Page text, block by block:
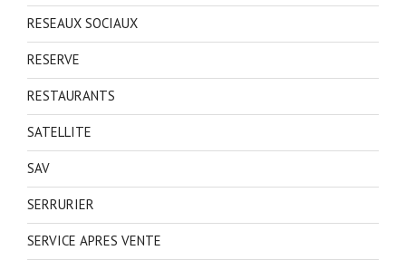
RESEAUX SOCIAUX
RESERVE
RESTAURANTS
SATELLITE
SAV
SERRURIER
SERVICE APRES VENTE